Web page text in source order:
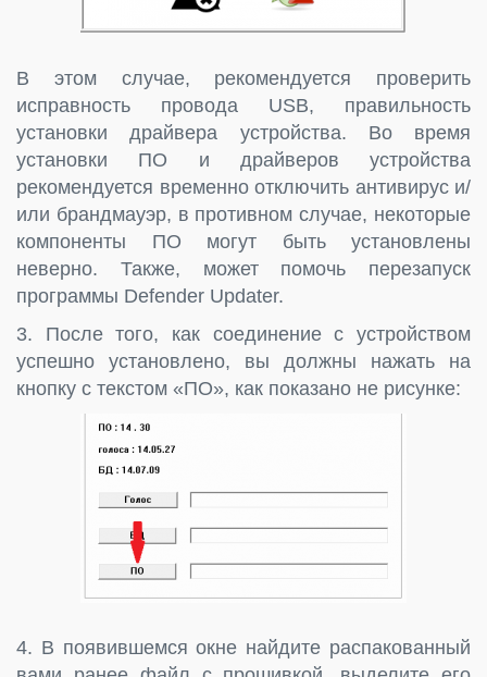
В этом случае, рекомендуется проверить
исправность провода USB, правильность
установки драйвера устройства. Во время
установки ПО и драйверов устройства
рекомендуется временно отключить антивирус и/
или брандмауэр, в противном случае, некоторые
компоненты ПО могут быть установлены
неверно. Также, может помочь перезапуск
программы Defender Updater.
3. После того, как соединение с устройством
успешно установлено, вы должны нажать на
кнопку с текстом «ПО», как показано не рисунке:
4. В появившемся окне найдите распакованный